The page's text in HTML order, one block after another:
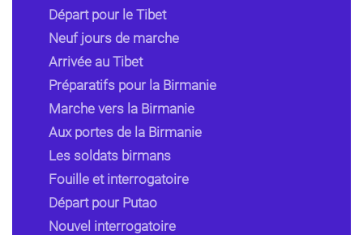
Départ pour le Tibet
Neuf jours de marche
Arrivée au Tibet
Préparatifs pour la Birmanie
Marche vers la Birmanie
Aux portes de la Birmanie
Les soldats birmans
Fouille et interrogatoire
Départ pour Putao
Nouvel interrogatoire